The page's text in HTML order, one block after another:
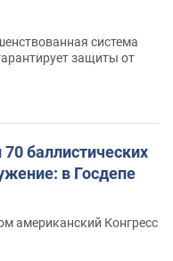
система
защиты от
баллистических
в Госдепе
американский Конгресс